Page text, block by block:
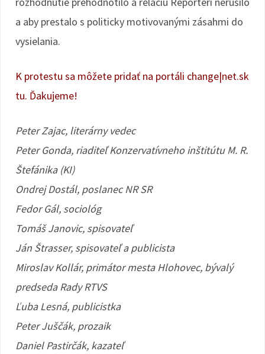
a aby prestalo s politicky motivovanými zásahmi do
vysielania.
K protestu sa môžete pridať na portáli change|net.sk
tu. Ďakujeme!
Peter Zajac, literárny vedec
Peter Gonda, riaditeľ Konzervatívneho inštitútu M. R.
Štefánika (KI)
Ondrej Dostál, poslanec NR SR
Fedor Gál, sociológ
Tomáš Janovic, spisovateľ
Ján Štrasser, spisovateľ a publicista
Miroslav Kollár, primátor mesta Hlohovec, bývalý
predseda Rady RTVS
Ľuba Lesná, publicistka
Peter Juščák, prozaik
Daniel Pastirčák, kazateľ